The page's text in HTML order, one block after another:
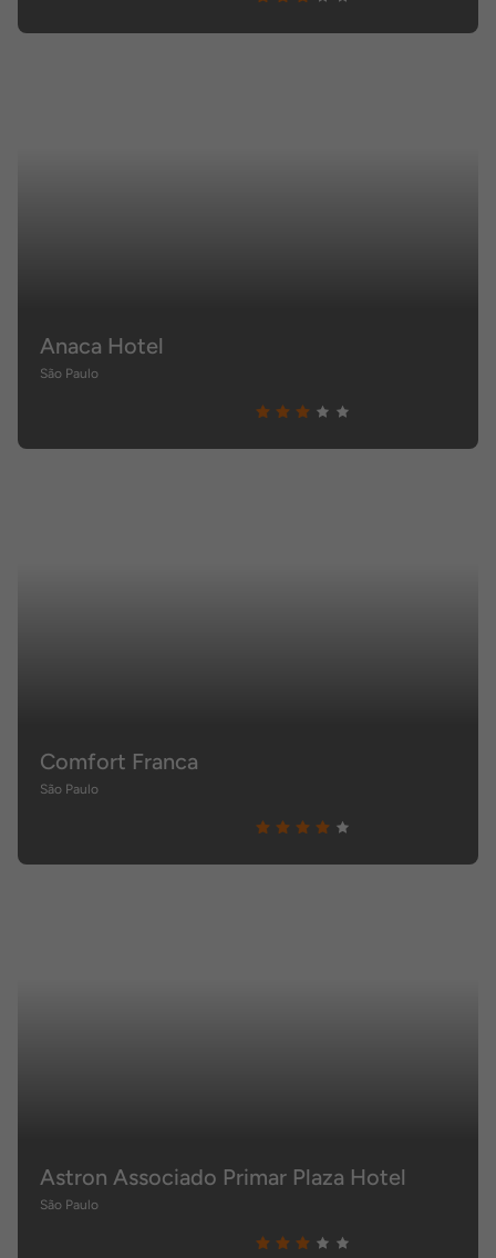
Anaca Hotel
São Paulo
Comfort Franca
São Paulo
Astron Associado Primar Plaza Hotel
São Paulo